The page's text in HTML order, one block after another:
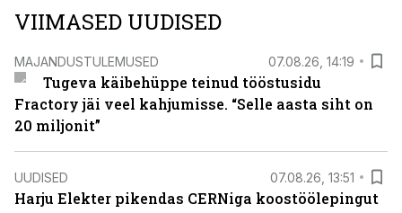
VIIMASED UUDISED
MAJANDUSTULEMUSED 07.08.26, 14:19
Tugeva käibehüppe teinud tööstusidu
Fractory jäi veel kahjumisse. “Selle aasta siht on
20 miljonit”
UUDISED 07.08.26, 13:51
Harju Elekter pikendas CERNiga koostöölepingut